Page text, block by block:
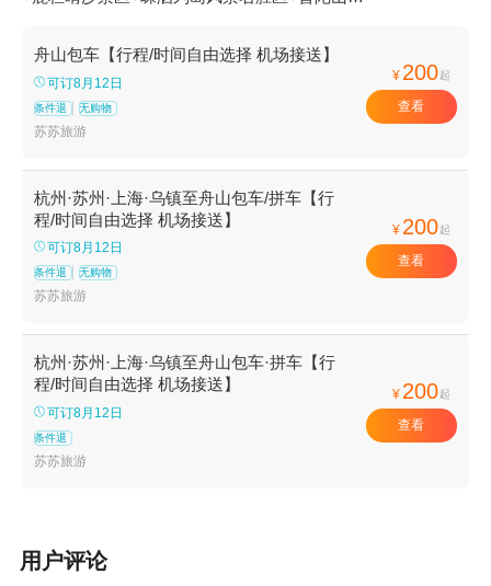
石山+法雨寺+普济禅寺+安期峰景区+基湖沙滩
+乌石塘+慧济禅寺+小梅山山顶公园+塔湾金沙
景区+朱家尖大青山景区+舟山跨海大桥+不肯去
观音院+南海观音+佛顶山+二龟听法石+心字石
返巴士+双合石壁+舟山前景君廷温泉+杭州至舟
山城际巴士+磨心山景区+十里金沙垂钓园+洛迦
山+嵊泗渔家乐+多宝塔+桃花寨+普陀山至上海
快艇+朱家尖白山景区+舟山欢乐水世界+普陀山
舟山湾CS基地+岱山3D魔幻城+舟山绿城喜来登
酒店自助餐厅+普陀山观音圣境文化体验馆+舟山
水上飞机游览+“不肯去观音号”仿古游船+舟山骑
行+普陀山飞行体验+东沙+普陀山夜游巴士+舟
山本地玩乐+舟山SR20“空中宝马”飞行体验+朱
家尖漳州渔村出海捕鱼+传奇庄园+舟山万花谷
梅山+普陀山佛顶山索道+海印池+双合石头记皮
划艇俱乐部+朱家尖观音法界+东海郊野公园+岱
舟山包车【行程/时间自由选择 机场接送】
可订8月12日
条件退 无购物
苏苏旅游
¥ 200起
查看
杭州·苏州·上海·乌镇至舟山包车/拼车【行
程/时间自由选择 机场接送】
可订8月12日
条件退 无购物
苏苏旅游
¥ 200起
查看
杭州·苏州·上海·乌镇至舟山包车·拼车【行
程/时间自由选择 机场接送】
可订8月12日
条件退
苏苏旅游
¥ 200起
查看
用户评论